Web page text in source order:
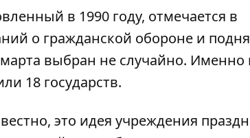
в 1990 году, отмечается в
о гражданской обороне и
выбран не случайно. Именно
18 государств.
это идея учреждения